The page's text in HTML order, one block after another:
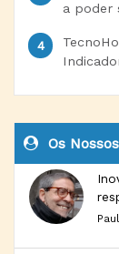
a poder
Os